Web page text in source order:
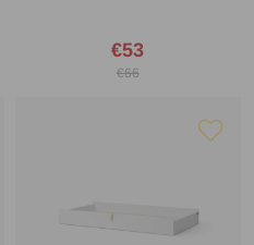
€53
€66